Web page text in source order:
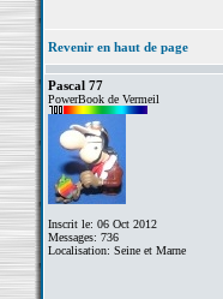
Revenir en haut de page
Pascal 77
PowerBook de Vermeil
Inscrit le: 06 Oct 2012
Messages: 736
Localisation: Seine et Marne